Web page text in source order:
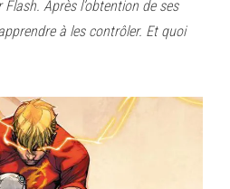
Flash. Après l’obtention de ses
à les contrôler. Et quoi